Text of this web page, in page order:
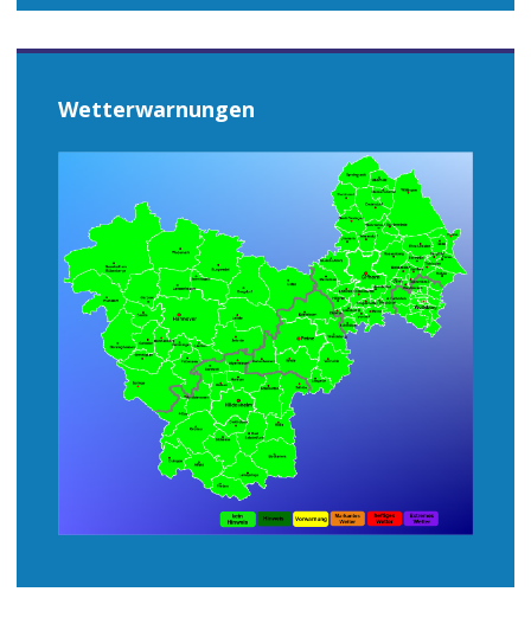
Wetterwarnungen